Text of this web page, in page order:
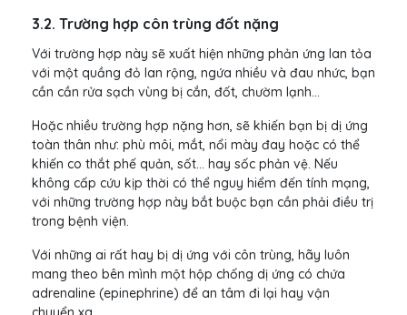
3.2. Trường hợp côn trùng đốt nặng
Với trường hợp này sẽ xuất hiện những phản ứng lan tỏa
với một quầng đỏ lan rộng, ngứa nhiều và đau nhức, bạn
cần cần rửa sạch vùng bị cắn, đốt, chườm lạnh...
Hoặc nhiều trường hợp nặng hơn, sẽ khiến bạn bị dị ứng
toàn thân như: phù môi, mắt, nổi mày đay hoặc có thể
khiến co thắt phế quản, sốt… hay sốc phản vệ. Nếu
không cấp cứu kịp thời có thể nguy hiểm đến tính mạng,
với những trường hợp này bắt buộc bạn cần phải điều trị
trong bệnh viện.
Với những ai rất hay bị dị ứng với côn trùng, hãy luôn
mang theo bên mình một hộp chống dị ứng có chứa
adrenaline (epinephrine) để an tâm đi lại hay vận